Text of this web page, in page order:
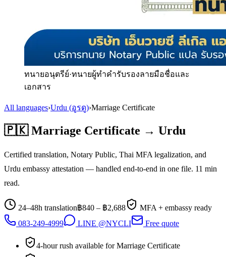
ทนายอนุตรีย์·ทนายผู้ทำคำรับรองลายมือชื่อและ
เอกสาร
All languages›Urdu (อูรดู)›Marriage Certificate
🇵🇰 Marriage Certificate → Urdu
Certified translation, Notary Public, Thai MFA legalization, and
Urdu embassy attestation — handled end-to-end in one file. 11 min
read.
24–48h translation฿840 – ฿2,688
MFA + embassy ready
083-249-4999
LINE @NYCLI Free quote
4-hour rush available for Marriage Certificate